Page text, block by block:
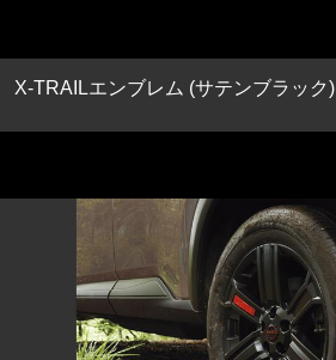
X-TRAILエンブレム (サテンブラック)